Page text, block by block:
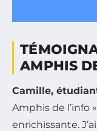
AMPHIS
Camille,
Amphis de l’info
enrichissante.